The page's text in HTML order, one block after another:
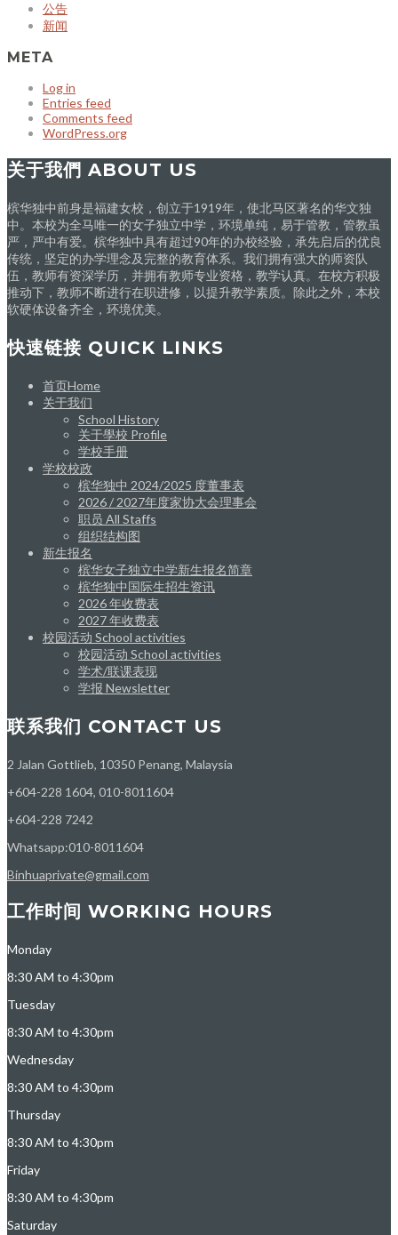
公告
新闻
META
Log in
Entries feed
Comments feed
WordPress.org
关于我們 ABOUT US
槟华独中前身是福建女校，创立于1919年，使北马区著名的华文独
中。本校为全马唯一的女子独立中学，环境单纯，易于管教，管教虽
严，严中有爱。槟华独中具有超过90年的办校经验，承先启后的优良
传统，坚定的办学理念及完整的教育体系。我们拥有强大的师资队
伍，教师有资深学历，并拥有教师专业资格，教学认真。在校方积极
推动下，教师不断进行在职进修，以提升教学素质。除此之外，本校
软硬体设备齐全，环境优美。
快速链接 QUICK LINKS
首页Home
关于我们
School History
关于學校 Profile
学校手册
学校校政
槟华独中 2024/2025 度董事表
2026 / 2027年度家协大会理事会
职员 All Staffs
组织结构图
新生报名
槟华女子独立中学新生报名简章
槟华独中国际生招生资讯
2026 年收费表
2027 年收费表
校园活动 School activities
校园活动 School activities
学术/联课表现
学报 Newsletter
联系我们 CONTACT US
2 Jalan Gottlieb, 10350 Penang, Malaysia
+604-228 1604, 010-8011604
+604-228 7242
Whatsapp:010-8011604
Binhuaprivate@gmail.com
工作时间 WORKING HOURS
Monday
8:30 AM to 4:30pm
Tuesday
8:30 AM to 4:30pm
Wednesday
8:30 AM to 4:30pm
Thursday
8:30 AM to 4:30pm
Friday
8:30 AM to 4:30pm
Saturday